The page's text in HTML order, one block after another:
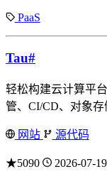
PaaS
Tau#
轻松构建云计算平
管、CI/CD、对象
网站 源代码
★5090 2026-07-19